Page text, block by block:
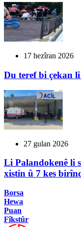
17 hezîran 2026
Du teref bi çekan
27 gulan 2026
Li Palandokenê li
xistin û 7 kes
Borsa
Hewa
Puan
Fîkstûr